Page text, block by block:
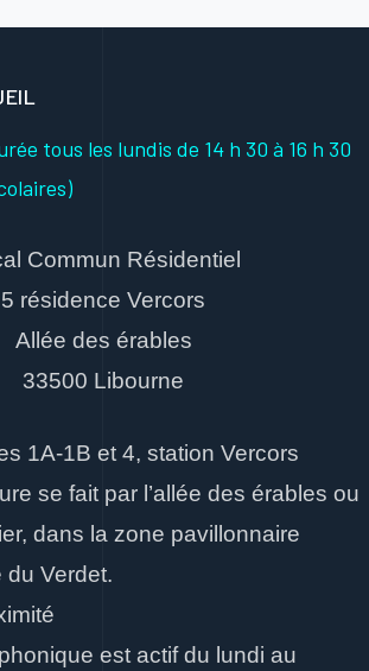
tous les lundis de 14 h 30 à 16 h 30
Commun Résidentiel
5 résidence Vercors
Allée des érables
33500 Libourne
1A-1B et 4, station Vercors
se fait par l’allée des érables ou
dans la zone pavillonnaire
du Verdet.
est actif du lundi au